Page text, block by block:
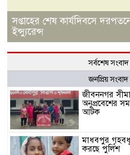
সপ্তাহের শেষ কার্যদিবসে
ইন্স্যুরেন্স
সর্বশেষ সংবাদ
জনপ্রিয় সংবাদ
জীবননগর
অনুপ্রবেশের
আটক
মাধবপুর
করছে পুলিশ